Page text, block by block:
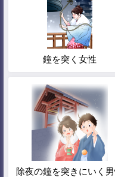
鐘を突く女性
除夜の鐘を突きにいく